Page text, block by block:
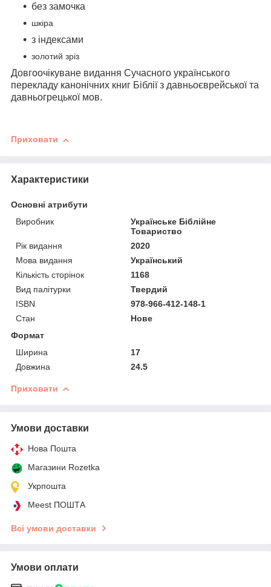
без замочка
шкіра
з індексами
золотий зріз
Довгоочікуване видання Сучасного українського
перекладу канонічних книг Біблії з давньоєврейської та
давньогрецької мов.
Приховати
Характеристики
Основні атрибути
Виробник
Українське Біблійне
Товариство
Рік видання
2020
Мова видання
Український
Кількість сторінок
1168
Вид палітурки
Твердий
ISBN
978-966-412-148-1
Стан
Нове
Формат
Ширина
17
Довжина
24.5
Приховати
Умови доставки
Нова Пошта
Магазини Rozetka
Укрпошта
Meest ПОШТА
Всі умови доставки
Умови оплати